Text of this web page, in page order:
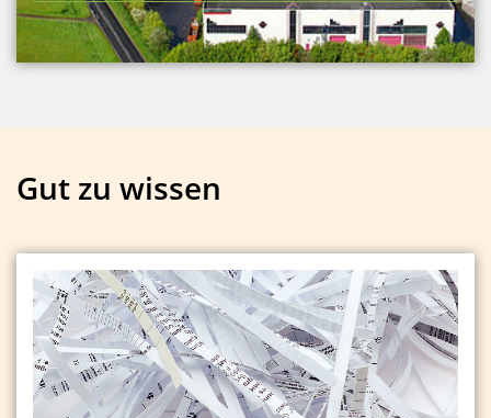
Gut zu wissen